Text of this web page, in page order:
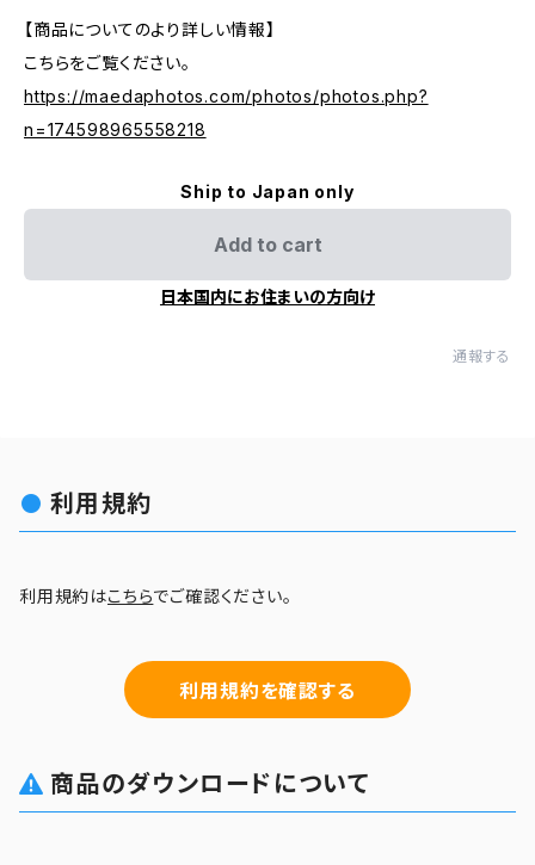
【商品についてのより詳しい情報】
こちらをご覧ください。
https://maedaphotos.com/photos/photos.php?
n=174598965558218
Ship to Japan only
Add to cart
日本国内にお住まいの方向け
通報する
利用規約
利用規約はこちらでご確認ください。
利用規約を確認する
商品のダウンロードについて